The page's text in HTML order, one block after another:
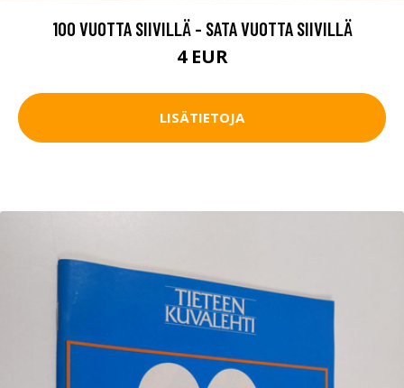
100 VUOTTA SIIVILLÄ - SATA VUOTTA SIIVILLÄ
4 EUR
LISÄTIETOJA